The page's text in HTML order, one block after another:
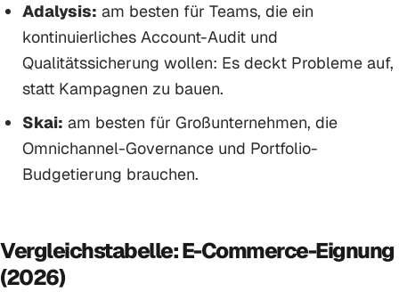
Adalysis: am besten für Teams, die ein
kontinuierliches Account-Audit und
Qualitätssicherung wollen: Es deckt Probleme auf,
statt Kampagnen zu bauen.
Skai: am besten für Großunternehmen, die
Omnichannel-Governance und Portfolio-
Budgetierung brauchen.
Vergleichstabelle: E-Commerce-Eignung
(2026)